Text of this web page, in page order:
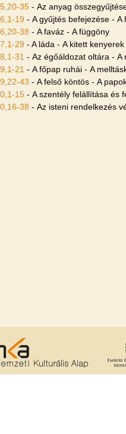
35 - Az anyag
19 - A gyűjtés befejezése - A
38 - A faváz - A függöny
29 - A láda - A kitett
31 - Az égőáldozat oltára - A
21 - A főpap ruhái - A
43 - A felső köntös - A
15 - A szentély felállítása és
38 - Az isteni rendelkezés